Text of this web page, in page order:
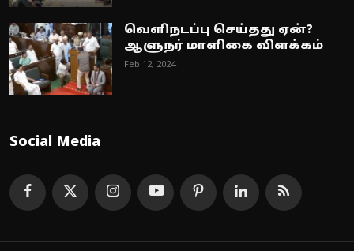
வெளிநடப்பு செய்தது ஏன்?
ஆளுநர் மாளிகை விளக்கம்
Feb 12, 2024
Social Media